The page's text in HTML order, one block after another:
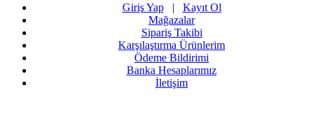
Giriş Yap| Kayıt Ol
Mağazalar
Sipariş Takibi
Karşılaştırma Ürünlerim
Ödeme Bildirimi
Banka Hesaplarımız
İletişim